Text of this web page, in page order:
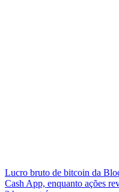
Lucro bruto de bitcoin da
Cash App, enquanto ações